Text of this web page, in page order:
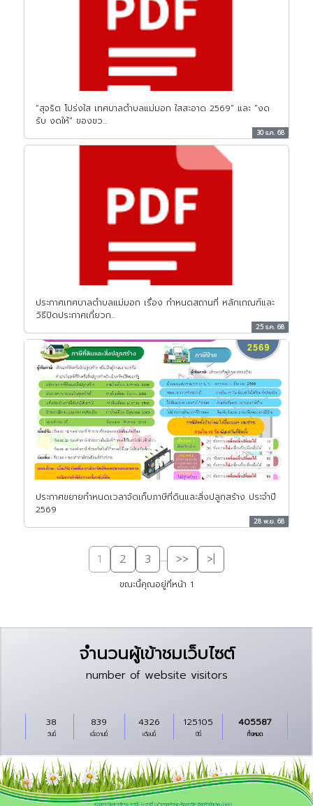
“สุจริต โปร่งใส เทศบาลตำบลแม่มอก ใสสะอาด 2569” และ “งด
รับ งดให้” ของขว...
30 ธ.ค. 68
ประกาศเทศบาลตำบลแม่มอก เรื่อง กำหนดสถานที่ หลักเกณฑ์และ
วิธีปิดประกาศเกี่ยวก...
25 ธ.ค. 68
ประกาศขยายกำหนดเวลาจัดเก็บภาษีที่ดินและสิ่งปลูกสร้าง ประจำปี
2569
28 พ.ย. 68
1 2 3 ..... >> >|
ขณะนี้คุณอยู่ที่หน้า 1
จำนวนผู้เข้าชมเว็บไซต์
number of website visitors
วันนี้
38
เมื่อวานนี้
839
เดือนนี้
4326
ปีนี้
125105
ทั้งหมด
405587